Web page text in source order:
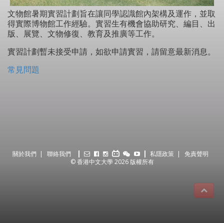
文物館暑期實習計劃旨在讓同學認識館內架構及運作，並取
得實際博物館工作經驗。實習生有機會協助研究、編目、出
版、展覽、文物修復、教育及推廣等工作。
實習計劃暫未接受申請，如欲申請實習，請留意最新消息。
常見問題
關於我們 聯絡我們 私隱政策
免責聲明
© 香港中文大學 2026 版權所有